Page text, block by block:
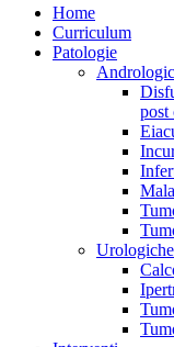
Home
Curriculum
Patologie
post
Urologiche